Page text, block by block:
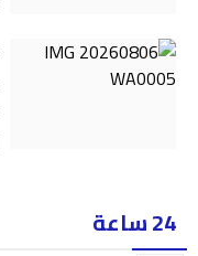
24 ساعة